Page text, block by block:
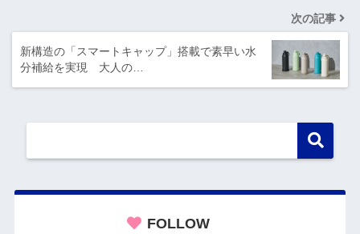
次の記事
新構造の「スマートキャップ」搭載で素早い水
分補給を実現 大人の…
FOLLOW